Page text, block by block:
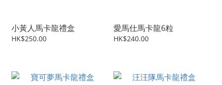
小黃人馬卡龍禮盒
HK$250.00
愛馬仕馬卡龍6粒
HK$240.00